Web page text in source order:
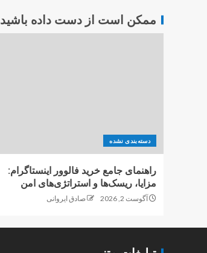
ممکن است از دست داده باشید
دسته‌بندی نشده
راهنمای جامع خرید فالوور اینستاگرام:
مزایا، ریسک‌ها و استراتژی‌های امن
آگوست 2, 2026 صادق ایروانی